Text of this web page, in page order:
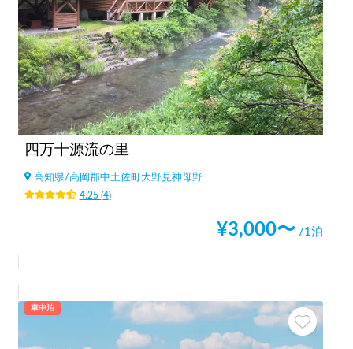
四万十源流の里
高知県/高岡郡中土佐町大野見神母野
4.25(4)
¥3,000〜 /1泊
車中泊